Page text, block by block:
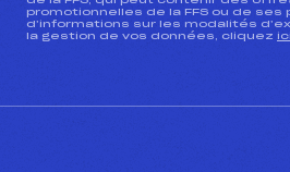
promotionnelles de la FFS ou de ses
d’informations sur les modalités
la gestion de vos données, cliquez ici